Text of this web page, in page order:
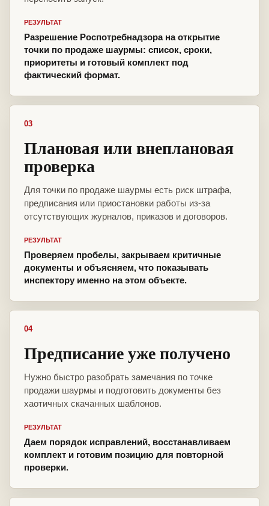
РЕЗУЛЬТАТ
Разрешение Роспотребнадзора на открытие
точки по продаже шаурмы: список, сроки,
приоритеты и готовый комплект под
фактический формат.
03
Плановая или внеплановая
проверка
Для точки по продаже шаурмы есть риск штрафа,
предписания или приостановки работы из-за
отсутствующих журналов, приказов и договоров.
РЕЗУЛЬТАТ
Проверяем пробелы, закрываем критичные
документы и объясняем, что показывать
инспектору именно на этом объекте.
04
Предписание уже получено
Нужно быстро разобрать замечания по точке
продажи шаурмы и подготовить документы без
хаотичных скачанных шаблонов.
РЕЗУЛЬТАТ
Даем порядок исправлений, восстанавливаем
комплект и готовим позицию для повторной
проверки.